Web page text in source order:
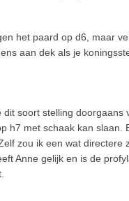
het paard op d6, maar
aan dek als je
soort stelling doorgaans
h7 met schaak kan slaan.
zou ik een wat
Anne gelijk en is de